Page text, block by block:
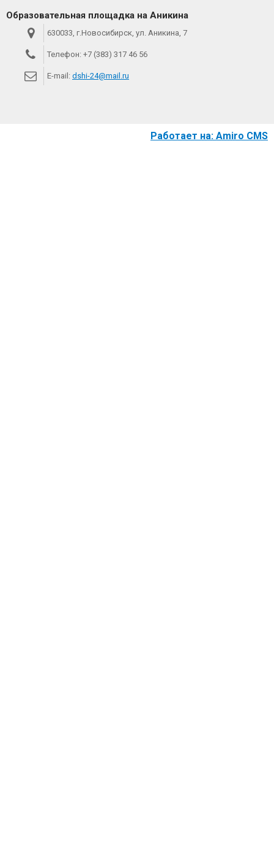
Образовательная площадка на Аникина
630033, г.Новосибирск, ул. Аникина, 7
Телефон: +7 (383) 317 46 56
E-mail: dshi-24@mail.ru
Работает на: Amiro CMS